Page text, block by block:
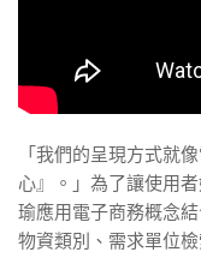
「我們的呈現方式就
心』。」為了讓使用
瑜應用電子商務概念
物資類別、需求單位